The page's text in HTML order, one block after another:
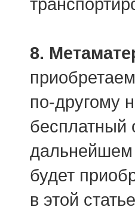
8.
по-другому
бесплатный
дальнейшем
будет
в этой статье